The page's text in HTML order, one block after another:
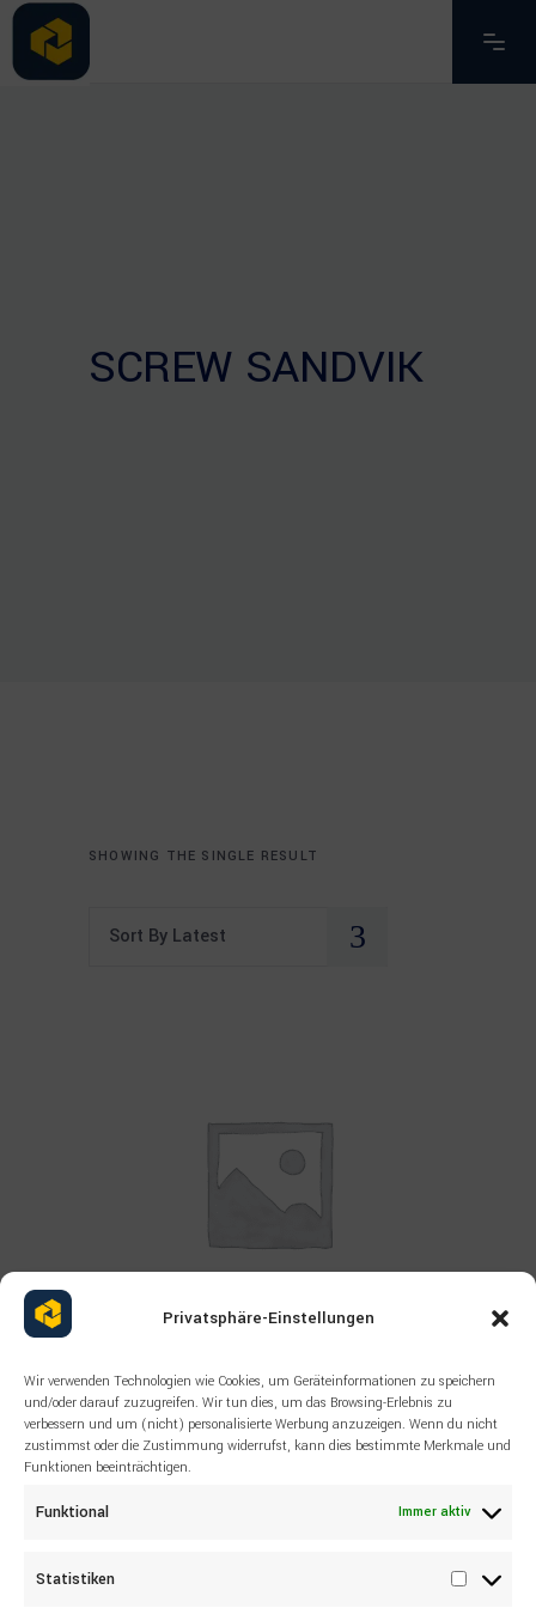
Privatsphäre-Einstellungen
Wir verwenden Technologien wie Cookies, um Geräteinformationen zu speichern
und/oder darauf zuzugreifen. Wir tun dies, um das Browsing-Erlebnis zu
verbessern und um (nicht) personalisierte Werbung anzuzeigen. Wenn du nicht
zustimmst oder die Zustimmung widerrufst, kann dies bestimmte Merkmale und
Funktionen beeinträchtigen.
Funktional Immer aktiv
Statistiken
SCREW SANDVIK
SHOWING THE SINGLE RESULT
Sort By Latest
Read more
SCREW SANDVIK
85068059 Hex